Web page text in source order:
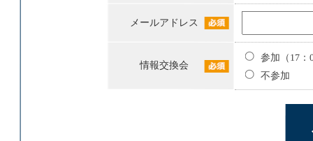
メールアドレス
情報交換会
参加（17：
不参加